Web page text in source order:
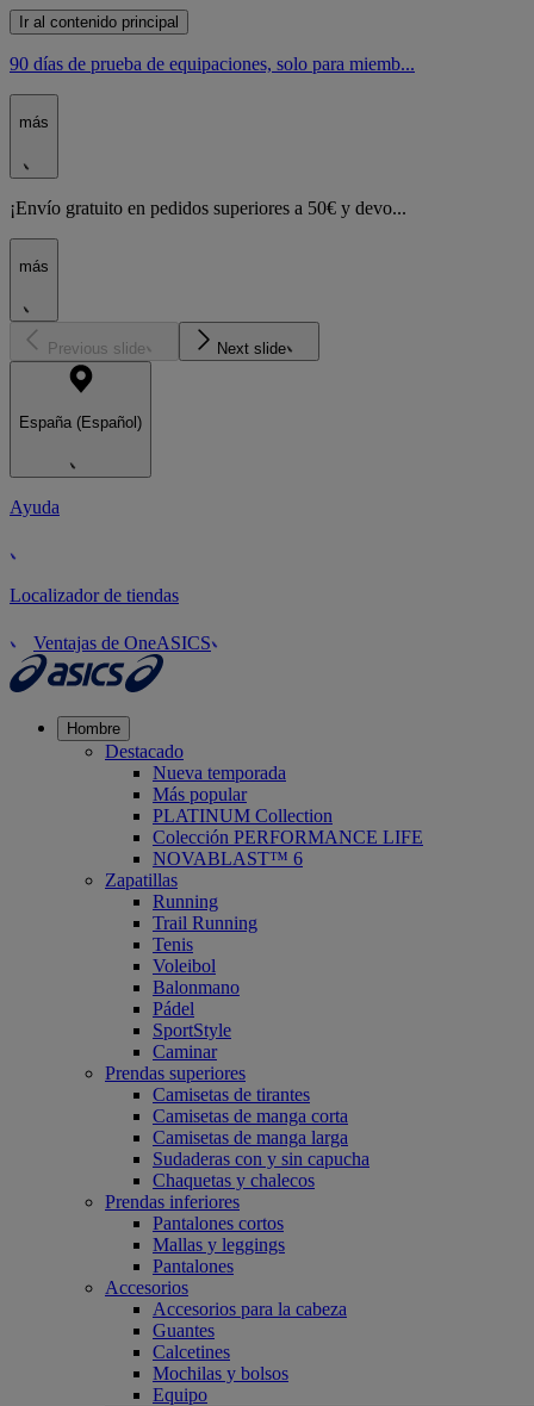
Ir al contenido principal
90 días de prueba de equipaciones, solo para miemb...
más
¡Envío gratuito en pedidos superiores a 50€ y devo...
más
Previous slide Next slide
España (Español)
Ayuda
Localizador de tiendas
Ventajas de OneASICS
Hombre
Destacado
Nueva temporada
Más popular
PLATINUM Collection
Colección PERFORMANCE LIFE
NOVABLAST™ 6
Zapatillas
Running
Trail Running
Tenis
Voleibol
Balonmano
Pádel
SportStyle
Caminar
Prendas superiores
Camisetas de tirantes
Camisetas de manga corta
Camisetas de manga larga
Sudaderas con y sin capucha
Chaquetas y chalecos
Prendas inferiores
Pantalones cortos
Mallas y leggings
Pantalones
Accesorios
Accesorios para la cabeza
Guantes
Calcetines
Mochilas y bolsos
Equipo